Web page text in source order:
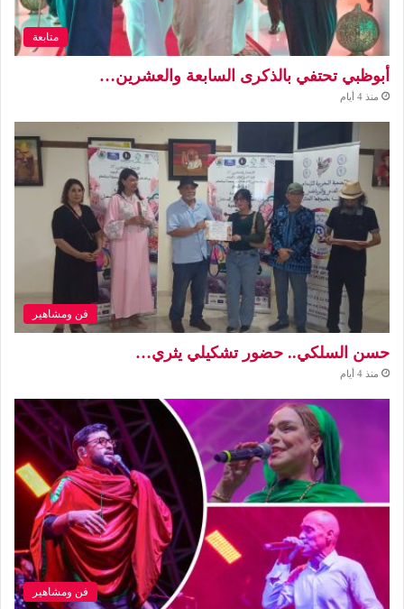
متابعة
أبوظبي تحتفي بالذكرى السابعة والعشرين…
منذ 4 أيام
فن ومشاهير
حسن السلكي.. حضور تشكيلي يثري…
منذ 4 أيام
فن ومشاهير